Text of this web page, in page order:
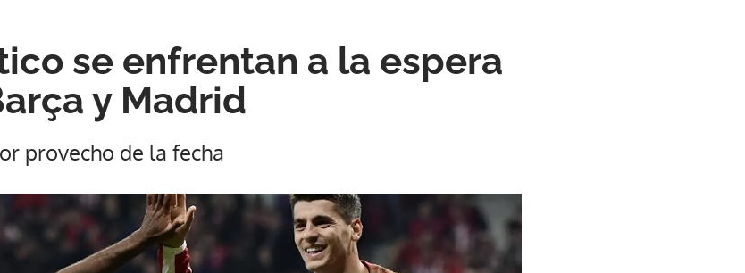
se enfrentan a la espera
y Madrid
provecho de la fecha